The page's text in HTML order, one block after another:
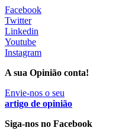
MAIS NOTÍCIAS
Estudantes de Medicina
Assembly
6 Ago, 2026|0 Comments
Sindicato diz que nova
estabilidade no SNS
Facebook
Twitter
Linkedin
Youtube
Instagram
A sua Opinião conta!
Envie-nos o seu
artigo de opinião
Siga-nos no Facebook